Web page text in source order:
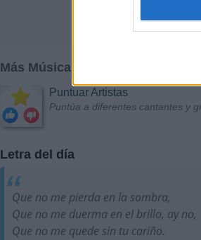
Más Música
Puntuar Artistas
Puntúa a diferentes cantantes y
Letra del día
Que no me pierda en la sombra,
Que no me duerma en el brillo, ay no,
Que no me quede sin tu cariño.